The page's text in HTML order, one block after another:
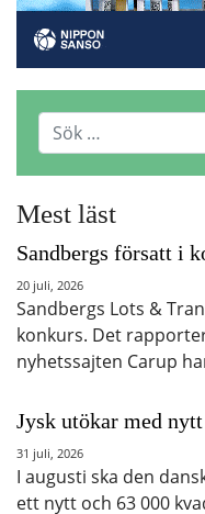
Mest läst
Sandbergs försatt i
20 juli, 2026
Sandbergs Lots &
konkurs. Det
nyhetssajten Carup
Jysk utökar med
31 juli, 2026
I augusti ska den
ett nytt och 63 000